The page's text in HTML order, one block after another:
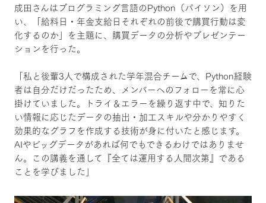
成田さんはプログラミング言語のPython（パイソン）を用
い、「給料日・年金支給日それぞれの前後で購買行動は変
化するのか」を主題に、購買データの分析やプレゼンテー
ションを行った。
「私と後輩3人で構成された学年混合チームで、Python経験
者は自分だけだったため、メンバーへのフォローを常に心
掛けていました。トライ＆エラーを繰り返す中で、知りた
い情報に応じたデータの抽出・加工スキルや分かりやすく
効果的なグラフを作成する技術が身に付いたと感じます。
AIやビッグデータがあれば何でもできるわけではありませ
ん。この講義を通して『全ては運用する人間次第』である
ことを学びました」